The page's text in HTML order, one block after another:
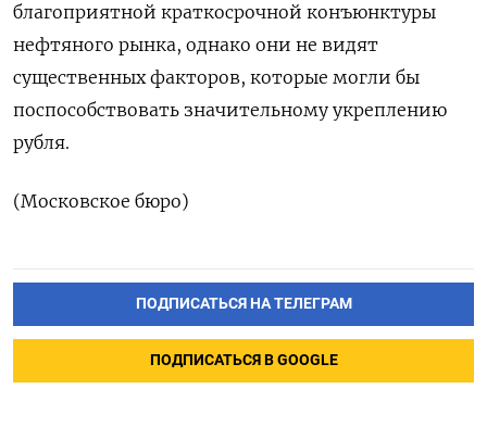
благоприятной краткосрочной конъюнктуры
нефтяного рынка, однако они не видят
существенных факторов, которые могли бы
поспособствовать значительному укреплению
рубля.
(Московское бюро)
ПОДПИСАТЬСЯ НА ТЕЛЕГРАМ
ПОДПИСАТЬСЯ В GOOGLE